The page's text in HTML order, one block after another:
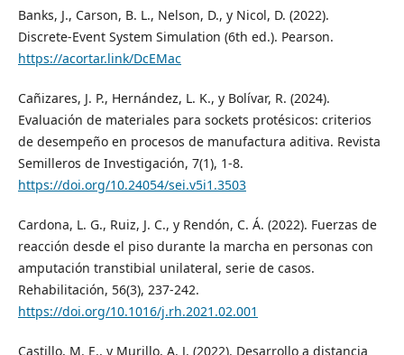
Banks, J., Carson, B. L., Nelson, D., y Nicol, D. (2022).
Discrete-Event System Simulation (6th ed.). Pearson.
https://acortar.link/DcEMac
Cañizares, J. P., Hernández, L. K., y Bolívar, R. (2024).
Evaluación de materiales para sockets protésicos: criterios
de desempeño en procesos de manufactura aditiva. Revista
Semilleros de Investigación, 7(1), 1-8.
https://doi.org/10.24054/sei.v5i1.3503
Cardona, L. G., Ruiz, J. C., y Rendón, C. Á. (2022). Fuerzas de
reacción desde el piso durante la marcha en personas con
amputación transtibial unilateral, serie de casos.
Rehabilitación, 56(3), 237-242.
https://doi.org/10.1016/j.rh.2021.02.001
Castillo, M. E., y Murillo, A. J. (2022). Desarrollo a distancia